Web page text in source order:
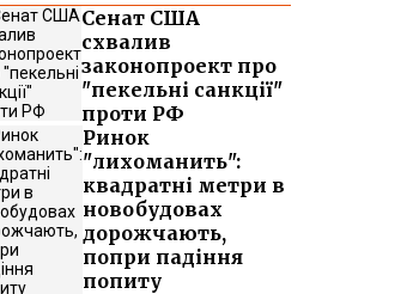
Сенат США
схвалив
законопроект про
"пекельні санкції"
проти РФ
Ринок
"лихоманить":
квадратні метри в
новобудовах
дорожчають,
попри падіння
попиту